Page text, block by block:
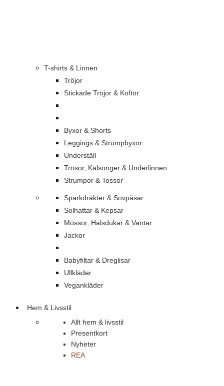
T-shirts & Linnen
Tröjor
Stickade Tröjor & Koftor
Byxor & Shorts
Leggings & Strumpbyxor
Underställ
Trosor, Kalsonger & Underlinnen
Strumpor & Tossor
Sparkdräkter & Sovpåsar
Solhattar & Kepsar
Mössor, Halsdukar & Vantar
Jackor
Babyfiltar & Dreglisar
Ullkläder
Vegankläder
Hem & Livsstil
Allt hem & livsstil
Presentkort
Nyheter
REA